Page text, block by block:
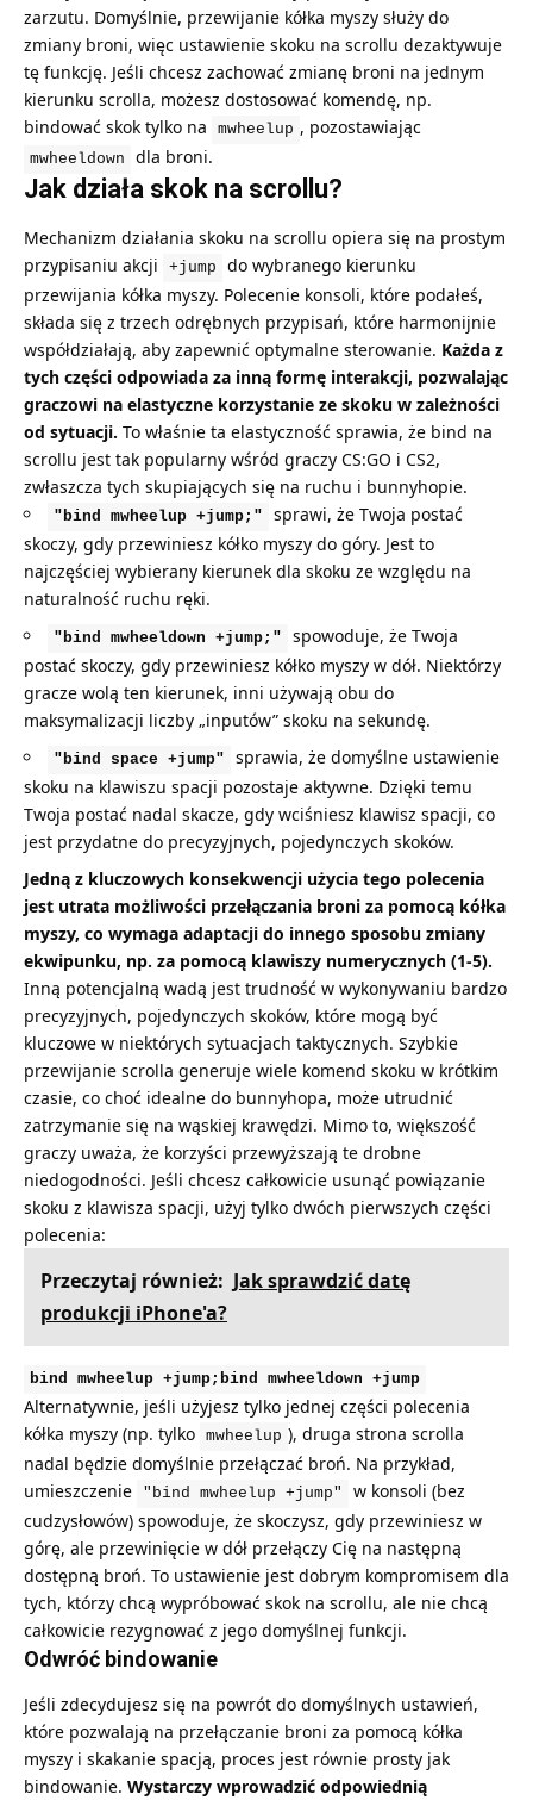
zarzutu. Domyślnie, przewijanie kółka myszy służy do
zmiany broni, więc ustawienie skoku na scrollu dezaktywuje
tę funkcję. Jeśli chcesz zachować zmianę broni na jednym
kierunku scrolla, możesz dostosować komendę, np.
bindować skok tylko na
mwheelup , pozostawiając
mwheeldown dla broni.
Jak działa skok na scrollu?
Mechanizm działania skoku na scrollu opiera się na prostym
przypisaniu akcji
+jump
do wybranego kierunku
przewijania kółka myszy. Polecenie konsoli, które podałeś,
składa się z trzech odrębnych przypisań, które harmonijnie
współdziałają, aby zapewnić optymalne sterowanie. Każda z
tych części odpowiada za inną formę interakcji, pozwalając
graczowi na elastyczne korzystanie ze skoku w zależności
od sytuacji. To właśnie ta elastyczność sprawia, że bind na
scrollu jest tak popularny wśród graczy CS:GO i CS2,
zwłaszcza tych skupiających się na ruchu i bunnyhopie.
"bind mwheelup +jump;"
sprawi, że Twoja postać
skoczy, gdy przewiniesz kółko myszy do góry. Jest to
najczęściej wybierany kierunek dla skoku ze względu na
naturalność ruchu ręki.
"bind mwheeldown +jump;"
spowoduje, że Twoja
postać skoczy, gdy przewiniesz kółko myszy w dół. Niektórzy
gracze wolą ten kierunek, inni używają obu do
maksymalizacji liczby „inputów” skoku na sekundę.
"bind space +jump"
sprawia, że domyślne ustawienie
skoku na klawiszu spacji pozostaje aktywne. Dzięki temu
Twoja postać nadal skacze, gdy wciśniesz klawisz spacji, co
jest przydatne do precyzyjnych, pojedynczych skoków.
Jedną z kluczowych konsekwencji użycia tego polecenia
jest utrata możliwości przełączania broni za pomocą kółka
myszy, co wymaga adaptacji do innego sposobu zmiany
ekwipunku, np. za pomocą klawiszy numerycznych (1-5).
Inną potencjalną wadą jest trudność w wykonywaniu bardzo
precyzyjnych, pojedynczych skoków, które mogą być
kluczowe w niektórych sytuacjach taktycznych. Szybkie
przewijanie scrolla generuje wiele komend skoku w krótkim
czasie, co choć idealne do bunnyhopa, może utrudnić
zatrzymanie się na wąskiej krawędzi. Mimo to, większość
graczy uważa, że korzyści przewyższają te drobne
niedogodności. Jeśli chcesz całkowicie usunąć powiązanie
skoku z klawisza spacji, użyj tylko dwóch pierwszych części
polecenia:
Przeczytaj również: Jak sprawdzić datę
produkcji iPhone'a?
bind mwheelup +jump;bind mwheeldown +jump
Alternatywnie, jeśli użyjesz tylko jednej części polecenia
kółka myszy (np. tylko
mwheelup ), druga strona scrolla
nadal będzie domyślnie przełączać broń. Na przykład,
umieszczenie
"bind mwheelup +jump"
w konsoli (bez
cudzysłowów) spowoduje, że skoczysz, gdy przewiniesz w
górę, ale przewinięcie w dół przełączy Cię na następną
dostępną broń. To ustawienie jest dobrym kompromisem dla
tych, którzy chcą wypróbować skok na scrollu, ale nie chcą
całkowicie rezygnować z jego domyślnej funkcji.
Odwróć bindowanie
Jeśli zdecydujesz się na powrót do domyślnych ustawień,
które pozwalają na przełączanie broni za pomocą kółka
myszy i skakanie spacją, proces jest równie prosty jak
bindowanie. Wystarczy wprowadzić odpowiednią